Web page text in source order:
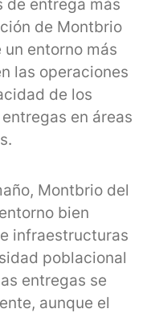
de entrega más
de Montbrio
entorno más
las operaciones
de los
en áreas
Montbrio del
bien
infraestructuras
poblacional
entregas se
aunque el